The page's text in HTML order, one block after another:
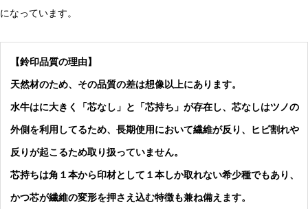
になっています。
【鈴印品質の理由】
天然材のため、その品質の差は想像以上にあります。
水牛はに大きく「芯なし」と「芯持ち」が存在し、芯なしはツノの
外側を利用してるため、長期使用において繊維が反り、ヒビ割れや
反りが起こるため取り扱っていません。
芯持ちは角１本から印材として１本しか取れない希少種でもあり、
かつ芯が繊維の変形を押さえ込む特徴も兼ね備えます。